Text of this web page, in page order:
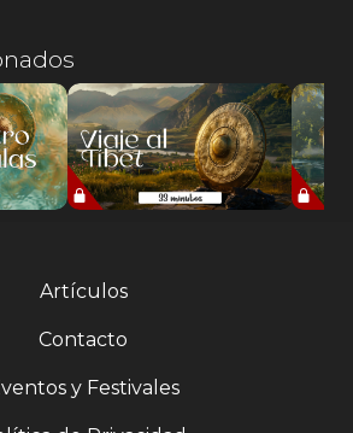
Artículos
Contacto
y Festivales